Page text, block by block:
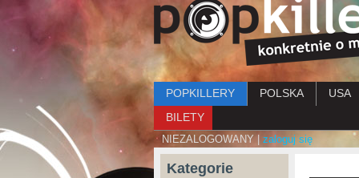
Menu główne
POPKILLERY POLSKA
USA
BILETY
NIEZALOGOWANY | zaloguj się
Kategorie